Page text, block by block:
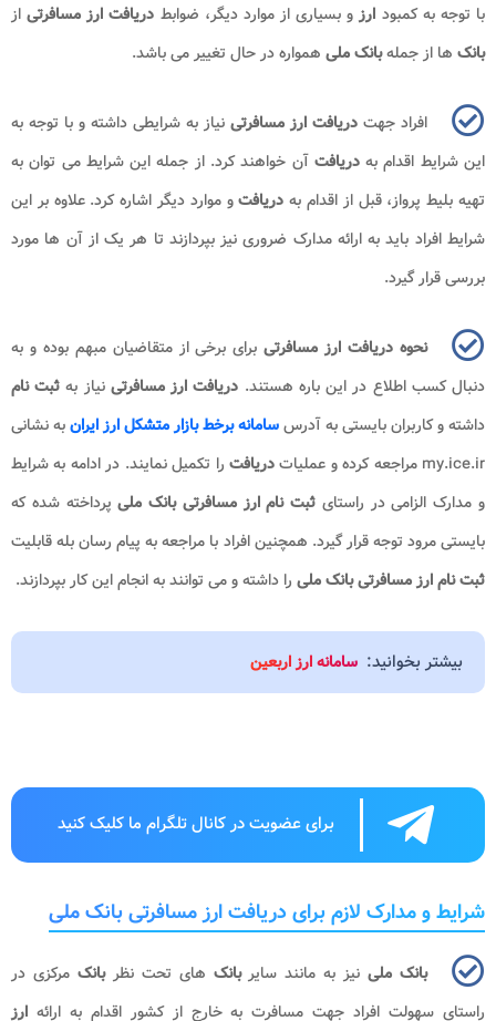
با توجه به کمبود ارزو بسیاری از موارد دیگر، ضوابط دریافت ارز مسافرتیاز
بانک ها از جملهبانک ملی همواره در حال تغییر می باشد.
افراد جهت دریافت ارز مسافرتی نیاز به شرایطی داشته و با توجه به
این شرایط اقدام بهدریافتآن خواهند کرد. از جمله این شرایط می توان به
تهیه بلیط پرواز، قبل از اقدام به دریافتو موارد دیگر اشاره کرد. علاوه بر این
شرایط افراد باید به ارائه مدارک ضروری نیز بپردازند تا هر یک از آن ها مورد
بررسی قرار گیرد.
نحوه دریافت ارز مسافرتی برای برخی از متقاضیان مبهم بوده و به
دنبال کسب اطلاع در این باره هستند. دریافت ارز مسافرتی نیاز به ثبت نام
داشته و کاربران بایستی به آدرسسامانه برخط بازار متشکل ارز ایرانبه نشانی
my.ice.ir مراجعه کرده و عملیاتدریافت را تکمیل نمایند. در ادامه به شرایط
و مدارک الزامی در راستای ثبت نام ارز مسافرتی بانک ملیپرداخته شده که
بایستی مرود توجه قرار گیرد. همچنین افراد با مراجعه به پیام رسان بله قابلیت
ثبت نام ارز مسافرتی بانک ملی را داشته و می توانند به انجام این کار بپردازند.
بیشتر بخوانید: سامانه ارز اربعین
برای عضویت در کانال تلگرام ما کلیک کنید
شرایط و مدارک لازم برای دریافت ارز مسافرتی بانک ملی
بانک ملینیز به مانند سایربانک های تحت نظربانکمرکزی در
راستای سهولت افراد جهت مسافرت به خارج از کشور اقدام به ارائه ارز